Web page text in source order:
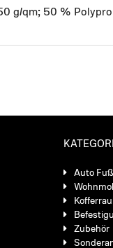
g/qm; 50 %
Auto
Zubehör